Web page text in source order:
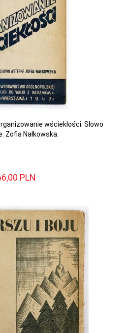
wściekłości. Słowo
Zofia Nałkowska.
00 PLN